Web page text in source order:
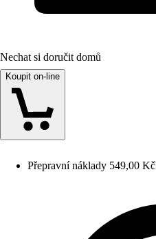
Nechat si doručit domů
Koupit on-line
Přepravní náklady 549,00 Kč